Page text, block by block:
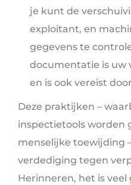
je kunt de
exploitant, en
gegevens te
documentatie is uw
en is ook vereist
Deze praktijken –
inspectietools worden
menselijke toewijding
verdediging tegen
Herinneren, het is veel